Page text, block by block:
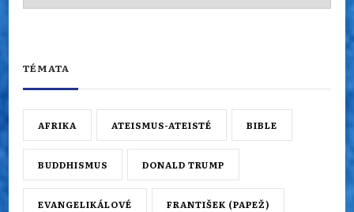
TÉMATA
AFRIKA ATEISMUS-ATEISTÉ BIBLE
BUDDHISMUS DONALD TRUMP
EVANGELIKÁLOVÉ FRANTIŠEK (PAPEŽ)